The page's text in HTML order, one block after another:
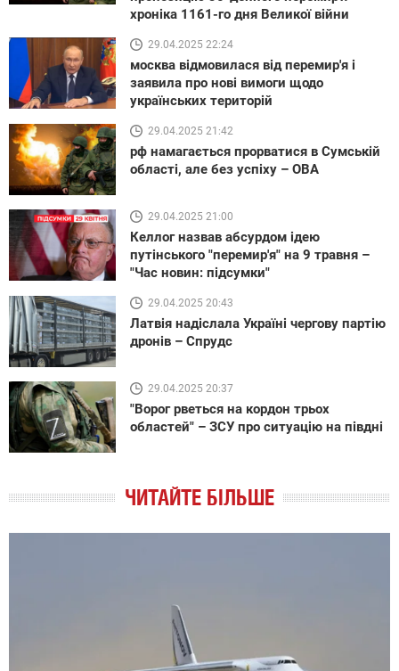
хроніка 1161-го дня Великої війни
29.04.2025 22:24
москва відмовилася від перемир'я і
заявила про нові вимоги щодо
українських територій
29.04.2025 21:42
рф намагається прорватися в Сумській
області, але без успіху – ОВА
29.04.2025 21:00
Келлог назвав абсурдом ідею
путінського "перемир'я" на 9 травня –
"Час новин: підсумки"
29.04.2025 20:43
Латвія надіслала Україні чергову партію
дронів – Спрудс
29.04.2025 20:37
"Ворог рветься на кордон трьох
областей" – ЗСУ про ситуацію на півдні
ЧИТАЙТЕ БІЛЬШЕ